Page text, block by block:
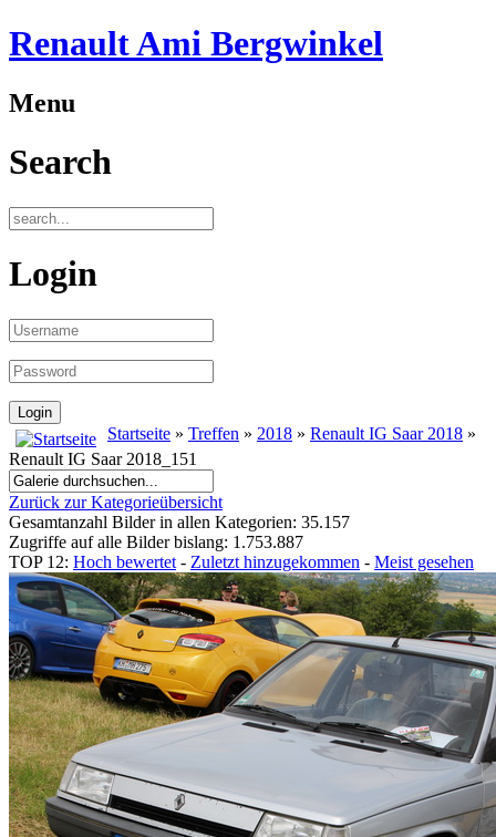
Renault Ami Bergwinkel
Menu
Search
Login
Startseite » Treffen » 2018 » Renault IG Saar 2018 »
Renault IG Saar 2018_151
Zurück zur Kategorieübersicht
Gesamtanzahl Bilder in allen Kategorien: 35.157
Zugriffe auf alle Bilder bislang: 1.753.887
TOP 12: Hoch bewertet - Zuletzt hinzugekommen - Meist gesehen